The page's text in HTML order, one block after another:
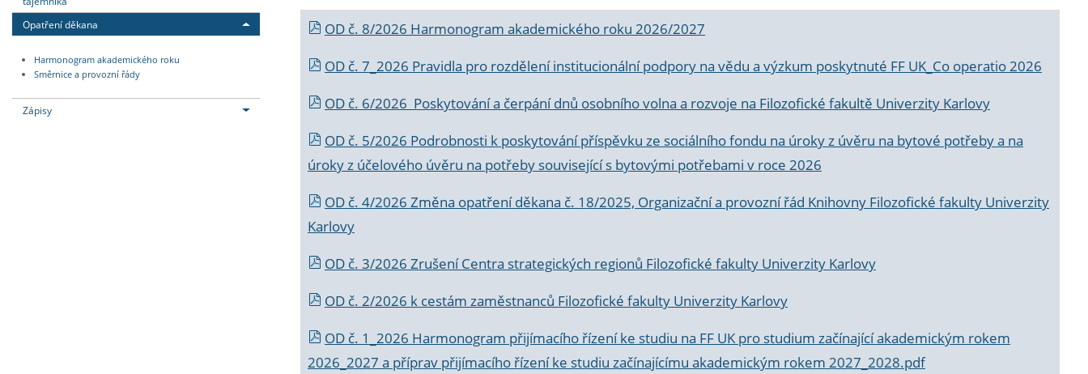
Opatření děkana
Harmonogram akademického roku
Směrnice a provozní řády
Zápisy
OD č. 8/2026 Harmonogram akademického roku 2026/2027
OD č. 7_2026 Pravidla pro rozdělení institucionální podpory na vědu a výzkum poskytnuté FF UK_Co operatio 2026
OD č. 6/2026 Poskytování a čerpání dnů osobního volna a rozvoje na Filozofické fakultě Univerzity Karlovy
OD č. 5/2026 Podrobnosti k poskytování příspěvku ze sociálního fondu na úroky z úvěru na bytové potřeby a na
úroky z účelového úvěru na potřeby související s bytovými potřebami v roce 2026
OD č. 4/2026 Změna opatření děkana č. 18/2025, Organizační a provozní řád Knihovny Filozofické fakulty Univerzity
Karlovy
OD č. 3/2026 Zrušení Centra strategických regionů Filozofické fakulty Univerzity Karlovy
OD č. 2/2026 k cestám zaměstnanců Filozofické fakulty Univerzity Karlovy
OD č. 1_2026 Harmonogram přijímacího řízení ke studiu na FF UK pro studium začínající akademickým rokem
2026_2027 a příprav přijímacího řízení ke studiu začínajícímu akademickým rokem 2027_2028.pdf